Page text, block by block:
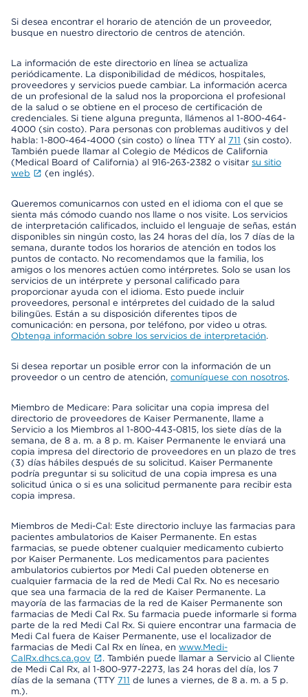
Si desea encontrar el horario de atención de un proveedor,
busque en nuestro directorio de centros de atención.
La información de este directorio en línea se actualiza
periódicamente. La disponibilidad de médicos, hospitales,
proveedores y servicios puede cambiar. La información acerca
de un profesional de la salud nos la proporciona el profesional
de la salud o se obtiene en el proceso de certificación de
credenciales. Si tiene alguna pregunta, llámenos al 1-800-464-
4000 (sin costo). Para personas con problemas auditivos y del
habla: 1-800-464-4000 (sin costo) o línea TTY al 711 (sin costo).
También puede llamar al Colegio de Médicos de California
(Medical Board of California) al 916-263-2382 o visitar su sitio
web
(en inglés).
Queremos comunicarnos con usted en el idioma con el que se
sienta más cómodo cuando nos llame o nos visite. Los servicios
de interpretación calificados, incluido el lenguaje de señas, están
disponibles sin ningún costo, las 24 horas del día, los 7 días de la
semana, durante todos los horarios de atención en todos los
puntos de contacto. No recomendamos que la familia, los
amigos o los menores actúen como intérpretes. Solo se usan los
servicios de un intérprete y personal calificado para
proporcionar ayuda con el idioma. Esto puede incluir
proveedores, personal e intérpretes del cuidado de la salud
bilingües. Están a su disposición diferentes tipos de
comunicación: en persona, por teléfono, por video u otras.
Obtenga información sobre los servicios de interpretación.
Si desea reportar un posible error con la información de un
proveedor o un centro de atención, comuníquese con nosotros.
Miembro de Medicare: Para solicitar una copia impresa del
directorio de proveedores de Kaiser Permanente, llame a
Servicio a los Miembros al 1-800-443-0815, los siete días de la
semana, de 8 a. m. a 8 p. m. Kaiser Permanente le enviará una
copia impresa del directorio de proveedores en un plazo de tres
(3) días hábiles después de su solicitud. Kaiser Permanente
podría preguntar si su solicitud de una copia impresa es una
solicitud única o si es una solicitud permanente para recibir esta
copia impresa.
Miembros de Medi-Cal: Este directorio incluye las farmacias para
pacientes ambulatorios de Kaiser Permanente. En estas
farmacias, se puede obtener cualquier medicamento cubierto
por Kaiser Permanente. Los medicamentos para pacientes
ambulatorios cubiertos por Medi Cal pueden obtenerse en
cualquier farmacia de la red de Medi Cal Rx. No es necesario
que sea una farmacia de la red de Kaiser Permanente. La
mayoría de las farmacias de la red de Kaiser Permanente son
farmacias de Medi Cal Rx. Su farmacia puede informarle si forma
parte de la red Medi Cal Rx. Si quiere encontrar una farmacia de
Medi Cal fuera de Kaiser Permanente, use el localizador de
farmacias de Medi Cal Rx en línea, en www.Medi-
CalRx.dhcs.ca.gov
. También puede llamar a Servicio al Cliente
de Medi Cal Rx, al 1-800-977-2273, las 24 horas del día, los 7
días de la semana (TTY 711 de lunes a viernes, de 8 a. m. a 5 p.
m.).